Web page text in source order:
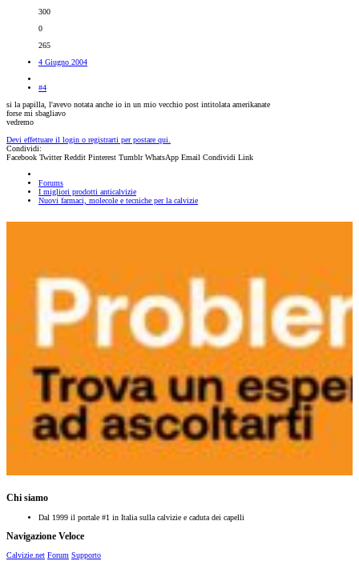
300
0
265
4 Giugno 2004
#4
si la papilla, l'avevo notata anche io in un mio vecchio post intitolata amerikanate
forse mi sbagliavo
vedremo
Devi effettuare il login o registrarti per postare qui.
Condividi:
Facebook Twitter Reddit Pinterest Tumblr WhatsApp Email Condividi Link
Forums
I migliori prodotti anticalvizie
Nuovi farmaci, molecole e tecniche per la calvizie
Chi siamo
Dal 1999 il portale #1 in Italia sulla calvizie e caduta dei capelli
Navigazione Veloce
Calvizie.net Forum Supporto